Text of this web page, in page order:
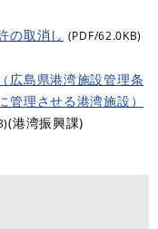
の取消し (PDF/62.0KB)
広島県港湾施設管理条
理させる港湾施設）
(港湾振興課)